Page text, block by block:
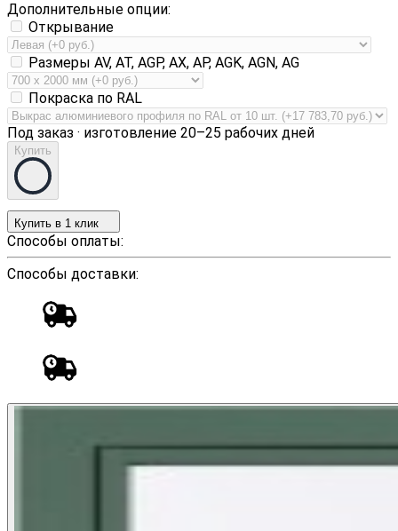
Дополнительные опции:
Открывание
Размеры AV, AT, AGP, AX, AP, AGK, AGN, AG
Покраска по RAL
Под заказ · изготовление 20–25 рабочих дней
Купить
Купить в 1 клик
Способы оплаты:
Способы доставки: